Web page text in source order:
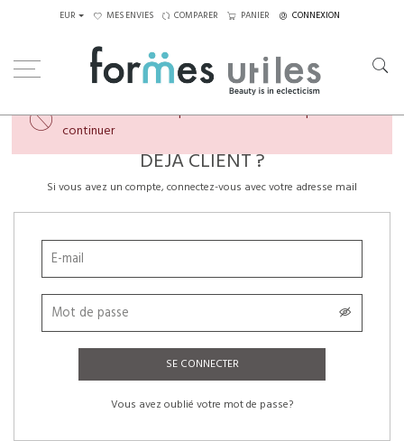
EUR MES ENVIES COMPARER PANIER CONNEXION
Veuillez créer un compte ou vous connecter pour
continuer
DÉJÀ CLIENT ?
Si vous avez un compte, connectez-vous avec votre adresse mail
SE CONNECTER
Vous avez oublié votre mot de passe?